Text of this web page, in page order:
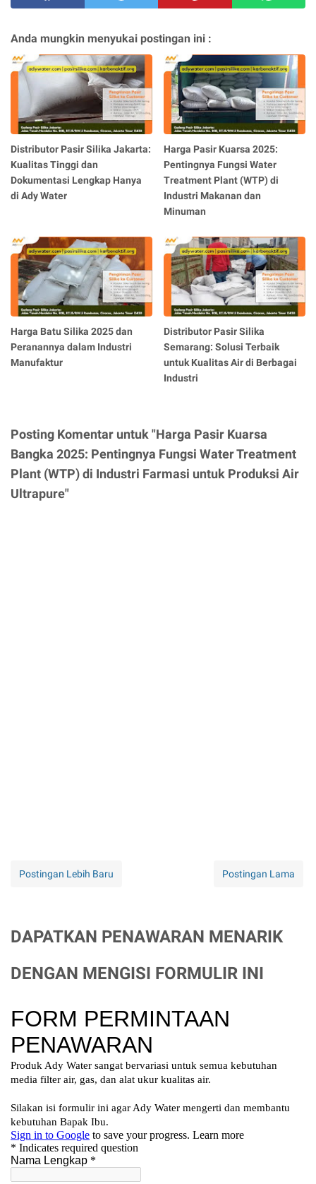
Anda mungkin menyukai postingan ini :
Distributor Pasir Silika Jakarta:
Kualitas Tinggi dan
Dokumentasi Lengkap Hanya
di Ady Water
Harga Pasir Kuarsa 2025:
Pentingnya Fungsi Water
Treatment Plant (WTP) di
Industri Makanan dan
Minuman
Harga Batu Silika 2025 dan
Peranannya dalam Industri
Manufaktur
Distributor Pasir Silika
Semarang: Solusi Terbaik
untuk Kualitas Air di Berbagai
Industri
Posting Komentar untuk "Harga Pasir Kuarsa
Bangka 2025: Pentingnya Fungsi Water Treatment
Plant (WTP) di Industri Farmasi untuk Produksi Air
Ultrapure"
Postingan Lebih Baru Postingan Lama
DAPATKAN PENAWARAN MENARIK
DENGAN MENGISI FORMULIR INI